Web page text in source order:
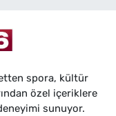
spora, kültür
özel içeriklere
sunuyor.